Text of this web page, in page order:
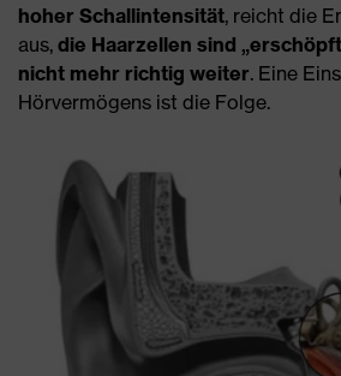
hoher Schallintensität, reicht die
aus, die Haarzellen sind
nicht mehr richtig weiter. Eine
Hörvermögens ist die Folge.